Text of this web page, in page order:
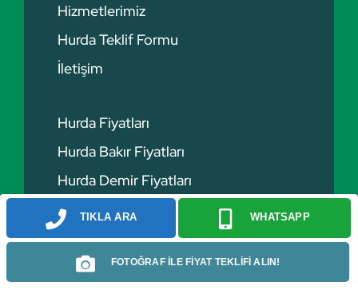
Hizmetlerimiz
Hurda Teklif Formu
İletişim
Hurda Fiyatları
Hurda Bakır Fiyatları
Hurda Demir Fiyatları
Hurda Alüminyum Fiyatları
Hurda Kablo Fiyatları
TIKLA ARA WHATSAPP
FOTOĞRAF İLE FİYAT TEKLİFİ ALIN!